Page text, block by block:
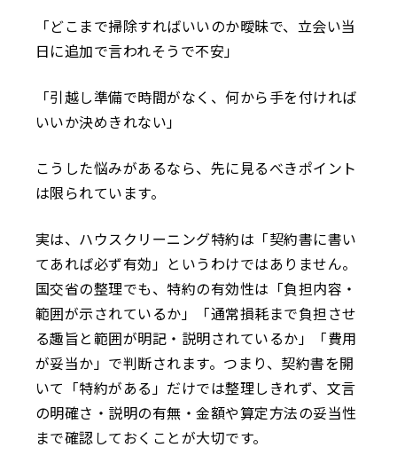
「どこまで掃除すればいいのか曖昧で、立会い当
日に追加で言われそうで不安」
「引越し準備で時間がなく、何から手を付ければ
いいか決めきれない」
こうした悩みがあるなら、先に見るべきポイント
は限られています。
実は、ハウスクリーニング特約は「契約書に書い
てあれば必ず有効」というわけではありません。
国交省の整理でも、特約の有効性は「負担内容・
範囲が示されているか」「通常損耗まで負担させ
る趣旨と範囲が明記・説明されているか」「費用
が妥当か」で判断されます。つまり、契約書を開
いて「特約がある」だけでは整理しきれず、文言
の明確さ・説明の有無・金額や算定方法の妥当性
まで確認しておくことが大切です。